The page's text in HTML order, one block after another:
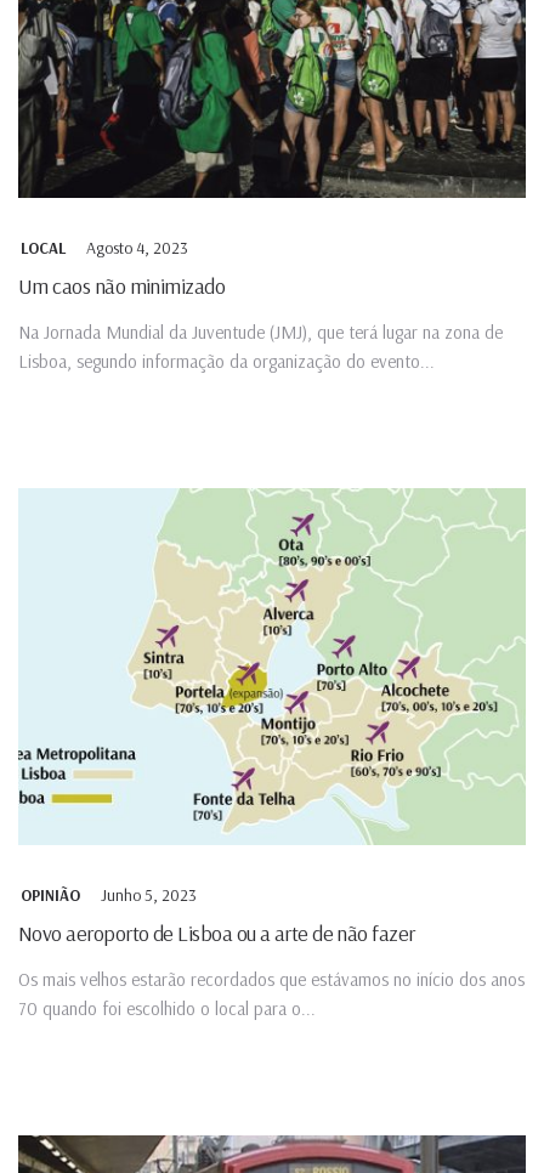
LOCAL Agosto 4, 2023
Um caos não minimizado
Na Jornada Mundial da Juventude (JMJ), que terá lugar na zona de
Lisboa, segundo informação da organização do evento...
OPINIÃO Junho 5, 2023
Novo aeroporto de Lisboa ou a arte de não fazer
Os mais velhos estarão recordados que estávamos no início dos anos
70 quando foi escolhido o local para o...